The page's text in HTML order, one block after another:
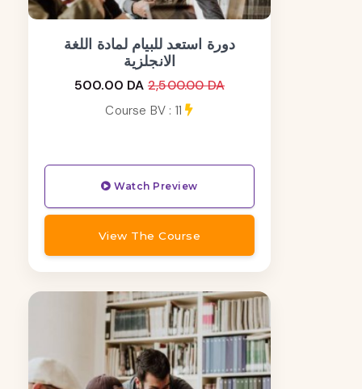
دورة استعد للبيام لمادة اللغة
الانجلزية
500.00 DA 2,500.00 DA
Course BV : 11
Watch Preview
View The Course